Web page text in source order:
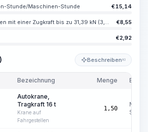
Stunde/Maschinen-Stunde €15,14
Elektrische Winden mit einer Zugkraft bis zu 31,39 kN (3,2 t) €8,55
€2,92
Beschreiben KI
Bezeichnung Menge Einheit
Autokrane,
Tragkraft 16 t
Krane auf
Fahrgestellen
1,50
Std.